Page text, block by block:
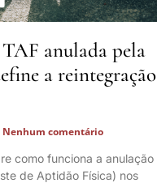
anulada pela
a reintegração
Nenhum comentário
como funciona a anulação
de Aptidão Física) nos